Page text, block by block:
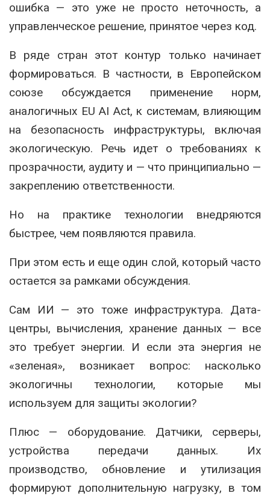
ошибка — это уже не просто неточность, а
управленческое решение, принятое через код.
В ряде стран этот контур только начинает
формироваться. В частности, в Европейском
союзе обсуждается применение норм,
аналогичных EU AI Act, к системам, влияющим
на безопасность инфраструктуры, включая
экологическую. Речь идет о требованиях к
прозрачности, аудиту и — что принципиально —
закреплению ответственности.
Но на практике технологии внедряются
быстрее, чем появляются правила.
При этом есть и еще один слой, который часто
остается за рамками обсуждения.
Сам ИИ — это тоже инфраструктура. Дата-
центры, вычисления, хранение данных — все
это требует энергии. И если эта энергия не
«зеленая», возникает вопрос: насколько
экологичны технологии, которые мы
используем для защиты экологии?
Плюс — оборудование. Датчики, серверы,
устройства передачи данных. Их
производство, обновление и утилизация
формируют дополнительную нагрузку, в том